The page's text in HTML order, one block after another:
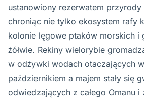
ustanowiony rezerwatem
chroniąc nie tylko ekosystem rafy
kolonie lęgowe ptaków morskich i
żółwie. Rekiny wielorybie
w odżywki wodach otaczających
październikiem a majem stały się
odwiedzających z całego Omanu i